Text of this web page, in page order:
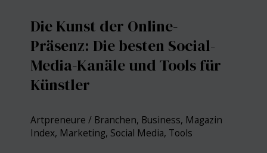
Die Kunst der Online-
Präsenz: Die besten Social-
Media-Kanäle und Tools für
Künstler
Artpreneure/ Branchen, Business, Magazin
Index, Marketing, Social Media, Tools